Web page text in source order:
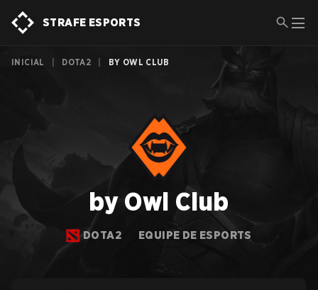
STRAFE ESPORTS
INICIAL DOTA2 BY OWL CLUB
by Owl Club
DOTA2 EQUIPE DE ESPORTS